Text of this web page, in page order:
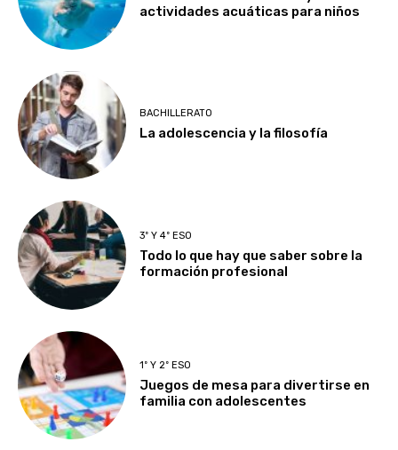
actividades acuáticas para niños
BACHILLERATO
La adolescencia y la filosofía
3º Y 4º ESO
Todo lo que hay que saber sobre la
formación profesional
1º Y 2º ESO
Juegos de mesa para divertirse en
familia con adolescentes